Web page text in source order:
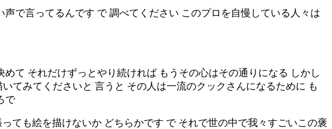
で言ってるんです で 調べてください このプロを自慢している人々は
て それだけずっとやり続ければ もうその心はその通りになる しかし
てみてくださいと 言うと その人は一流のクックさんになるために も
で
ても絵を描けないか どちらかです で それで世の中で我々すごいこの褒